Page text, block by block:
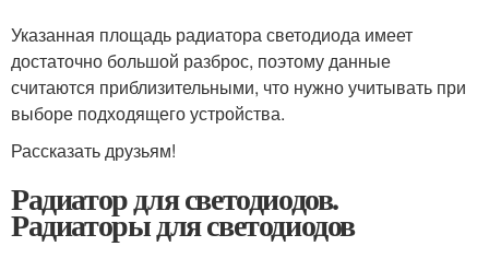
Указанная площадь радиатора светодиода имеет
достаточно большой разброс, поэтому данные
считаются приблизительными, что нужно учитывать при
выборе подходящего устройства.
Рассказать друзьям!
Радиатор для светодиодов.
Радиаторы для светодиодов